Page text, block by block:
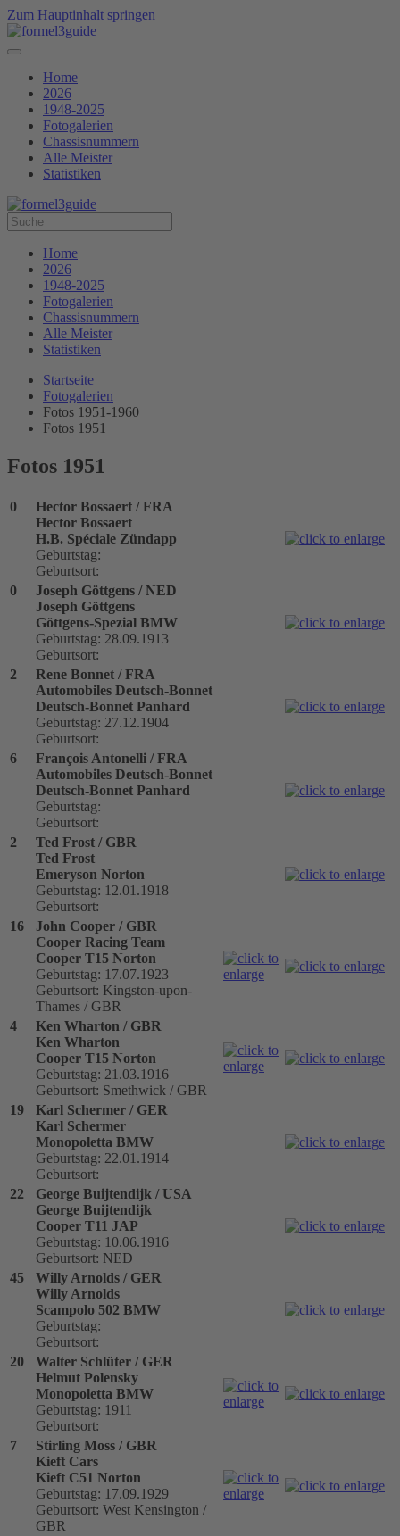
Zum Hauptinhalt springen
Home
2026
1948-2025
Fotogalerien
Chassisnummern
Alle Meister
Statistiken
Home
2026
1948-2025
Fotogalerien
Chassisnummern
Alle Meister
Statistiken
Startseite
Fotogalerien
Fotos 1951-1960
Fotos 1951
Fotos 1951
0
Hector Bossaert / FRA
Hector Bossaert
H.B. Spéciale Zündapp
Geburtstag:
Geburtsort:
0
Joseph Göttgens / NED
Joseph Göttgens
Göttgens-Spezial BMW
Geburtstag: 28.09.1913
Geburtsort:
2
Rene Bonnet / FRA
Automobiles Deutsch-Bonnet
Deutsch-Bonnet Panhard
Geburtstag: 27.12.1904
Geburtsort:
6
François Antonelli / FRA
Automobiles Deutsch-Bonnet
Deutsch-Bonnet Panhard
Geburtstag:
Geburtsort:
2
Ted Frost / GBR
Ted Frost
Emeryson Norton
Geburtstag: 12.01.1918
Geburtsort:
16
John Cooper / GBR
Cooper Racing Team
Cooper T15 Norton
Geburtstag: 17.07.1923
Geburtsort: Kingston-upon-
Thames / GBR
4
Ken Wharton / GBR
Ken Wharton
Cooper T15 Norton
Geburtstag: 21.03.1916
Geburtsort: Smethwick / GBR
19
Karl Schermer / GER
Karl Schermer
Monopoletta BMW
Geburtstag: 22.01.1914
Geburtsort:
22
George Buijtendijk / USA
George Buijtendijk
Cooper T11 JAP
Geburtstag: 10.06.1916
Geburtsort: NED
45
Willy Arnolds / GER
Willy Arnolds
Scampolo 502 BMW
Geburtstag:
Geburtsort:
20
Walter Schlüter / GER
Helmut Polensky
Monopoletta BMW
Geburtstag: 1911
Geburtsort:
7
Stirling Moss / GBR
Kieft Cars
Kieft C51 Norton
Geburtstag: 17.09.1929
Geburtsort: West Kensington /
GBR